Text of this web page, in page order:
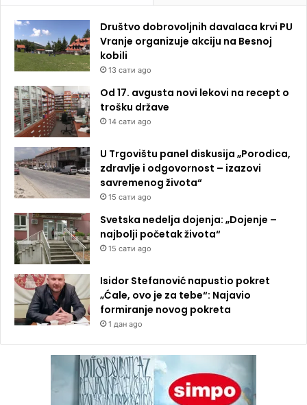
Društvo dobrovoljnih davalaca krvi PU
Vranje organizuje akciju na Besnoj
kobili
13 сати ago
Od 17. avgusta novi lekovi na recept o
trošku države
14 сати ago
U Trgovištu panel diskusija „Porodica,
zdravlje i odgovornost – izazovi
savremenog života“
15 сати ago
Svetska nedelja dojenja: „Dojenje –
najbolji početak života“
15 сати ago
Isidor Stefanović napustio pokret
„Ćale, ovo je za tebe“: Najavio
formiranje novog pokreta
1 дан ago